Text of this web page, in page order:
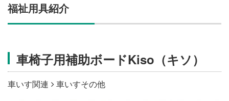
施設・料金
アクセス
福祉用具紹介
車椅子用補助ボードKiso（キソ）
車いす関連 車いすその他